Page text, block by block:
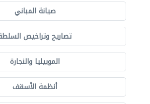
صيانة المباني
تصاريح وتراخيص
الموبيليا والنجارة
أنظمة الأسقف